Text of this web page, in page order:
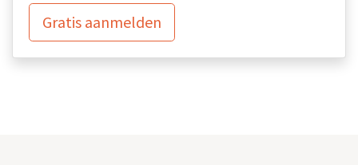
Gratis aanmelden